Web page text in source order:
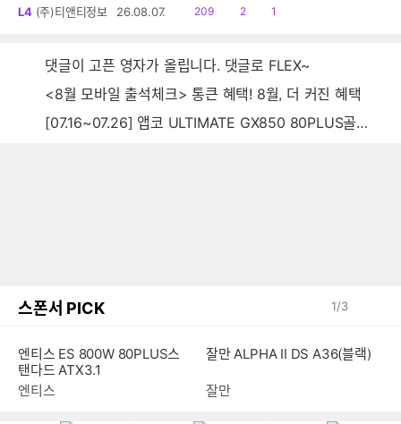
L4 (주)티앤티정보 26.08.07.
읽
209
공
2
댓1
댓글이 고픈 영자가 올립니다. 댓글로 FLEX~
<8월 모바일 출석체크> 통큰 혜택! 8월, 더 커진 혜택
[07.16~07.26] 앱코 ULTIMATE GX850 80PLUS골드 풀모듈러 ATX3.0 블랙
스폰서 PICK 1/3
엔티스 ES 800W 80PLUS스
탠다드 ATX3.1